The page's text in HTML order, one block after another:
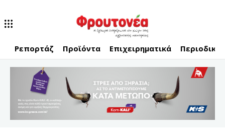
Ρεπορτάζ Προϊόντα Επιχειρηματικά Περιοδικό